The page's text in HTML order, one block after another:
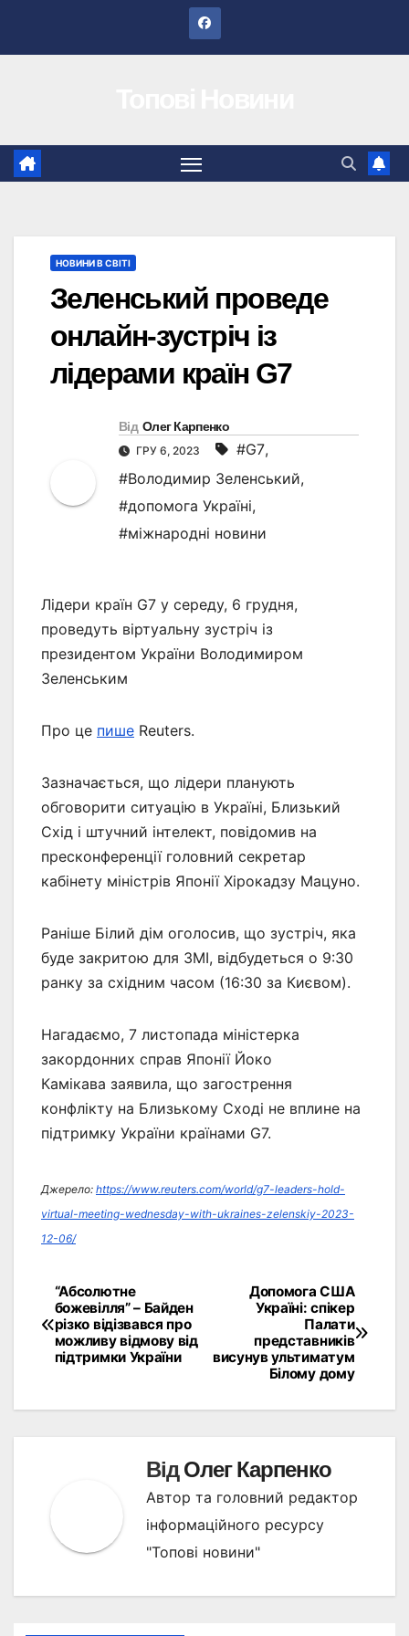
НОВИНИ В СВІТІ
Зеленський проведе
онлайн-зустріч із
лідерами країн G7
Від Олег Карпенко
ГРУ 6, 2023 #G7,
#Володимир Зеленський,
#допомога Україні,
#міжнародні новини
Лідери країн G7 у середу, 6 грудня,
проведуть віртуальну зустріч із
президентом України Володимиром
Зеленським
Про це пише Reuters.
Зазначається, що лідери планують
обговорити ситуацію в Україні, Близький
Схід і штучний інтелект, повідомив на
пресконференції головний секретар
кабінету міністрів Японії Хірокадзу Мацуно.
Раніше Білий дім оголосив, що зустріч, яка
буде закритою для ЗМІ, відбудеться о 9:30
ранку за східним часом (16:30 за Києвом).
Нагадаємо, 7 листопада міністерка
закордонних справ Японії Йоко
Камікава заявила, що загострення
конфлікту на Близькому Сході не вплине на
підтримку України країнами G7.
Джерело: https://www.reuters.com/world/g7-leaders-hold-
virtual-meeting-wednesday-with-ukraines-zelenskiy-2023-
12-06/
Навігація
записів
Допомога США
Україні: спікер
Палати
представників
висунув ультиматум
Білому дому
“Абсолютне
божевілля” – Байден
різко відізвався про
можливу відмову від
підтримки України
ВідОлег Карпенко
Автор та головний редактор
інформаційного ресурсу
"Топові новини"